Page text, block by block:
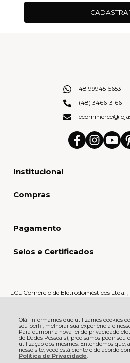
Olá! Informamos que utilizamos cookies
seu perfil, melhorar sua experiência e
Para cumprir a nova lei de privacidade
de Dados Pessoais), precisamos pedir seu
utilização dos mesmos. Entendemos que,
nosso site, você está ciente e de acordo
Política de Privacidade.
Institucional
Compras
48 99945-5653
(48) 3466-3166
Pagamento
Selos e Certificados
LCL Comércio de Eletrodomésticos Ltda.
Serrarias - 88870-000 -